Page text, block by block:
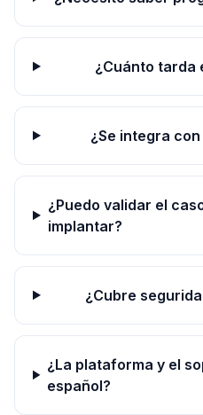
¿Cuánto tarda
¿Se integra con
¿Puedo validar el
implantar?
¿Cubre
¿La plataforma y el
español?